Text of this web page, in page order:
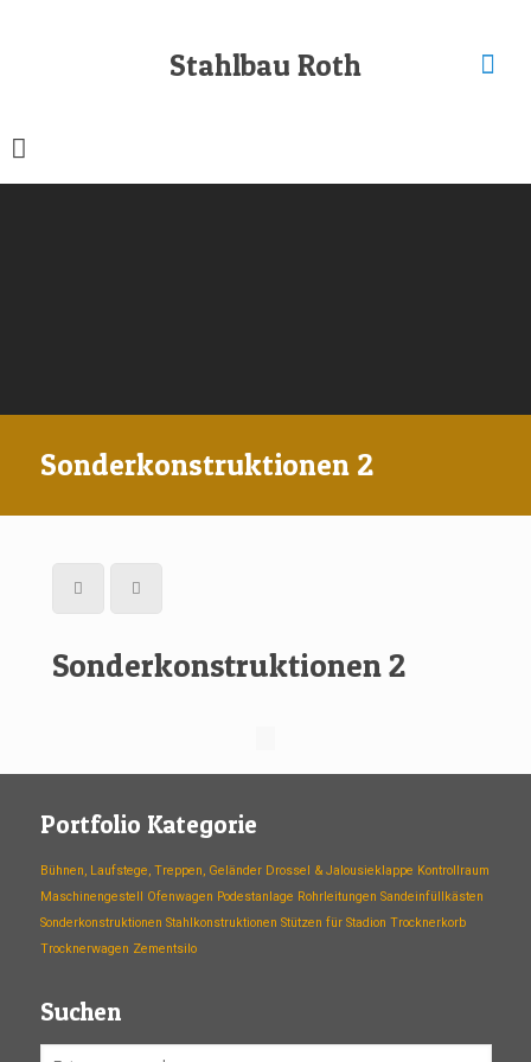
Stahlbau Roth
Sonderkonstruktionen 2
Sonderkonstruktionen 2
Portfolio Kategorie
Bühnen, Laufstege, Treppen, Geländer Drossel & Jalousieklappe Kontrollraum
Maschinengestell Ofenwagen Podestanlage Rohrleitungen Sandeinfüllkästen
Sonderkonstruktionen Stahlkonstruktionen Stützen für Stadion Trocknerkorb
Trocknerwagen Zementsilo
Suchen